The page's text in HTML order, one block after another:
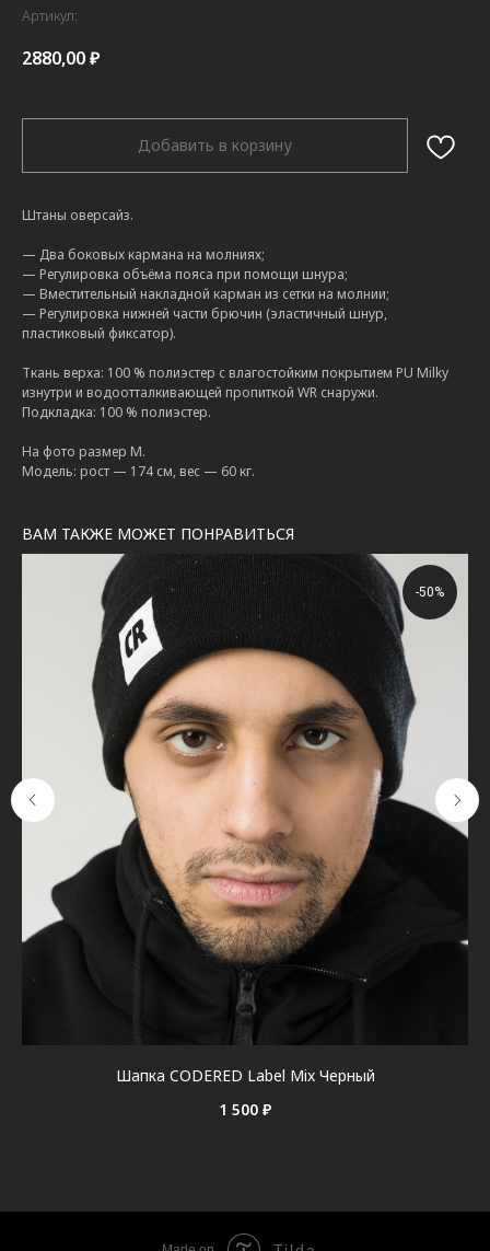
Артикул:
2880,00₽
Добавить в корзину
Штаны оверсайз.
— Два боковых кармана на молниях;
— Регулировка объёма пояса при помощи шнура;
— Вместительный накладной карман из сетки на молнии;
— Регулировка нижней части брючин (эластичный шнур,
пластиковый фиксатор).
Ткань верха: 100 % полиэстер с влагостойким покрытием PU Milky
изнутри и водоотталкивающей пропиткой WR снаружи.
Подкладка: 100 % полиэстер.
На фото размер М.
Модель: рост — 174 см, вес — 60 кг.
ВАМ ТАКЖЕ МОЖЕТ ПОНРАВИТЬСЯ
-50%
Шапка CODERED Label Mix Черный
1 500 ₽